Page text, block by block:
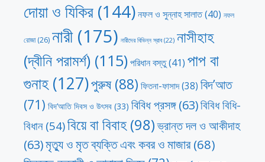
দোয়া ও যিকির (144)নফল ও সুন্নাহ সালাত(40) নফল
রোজা(26) নারী(175) নারীদের বিভিন্ন স্রাব(22) নাসীহাহ
(দ্বীনি পরামর্শ) (115)পরিধান বস্তু(41) পাপ বা
গুনাহ(127)পুরুষ(88) ফিতনা-ফাসাদ(38) বিদ’আত
(71) বিদ’আতি দিবস ও উৎসব (33) বিবিধ প্রসঙ্গ(63)বিবিধ বিধি-
বিধান(54)বিয়ে বা বিবাহ (98)ভ্রান্ত দল ও আকীদাহ
(63)মৃত্যু ও মৃত ব্যক্তি এবং কবর ও মাজার(68)